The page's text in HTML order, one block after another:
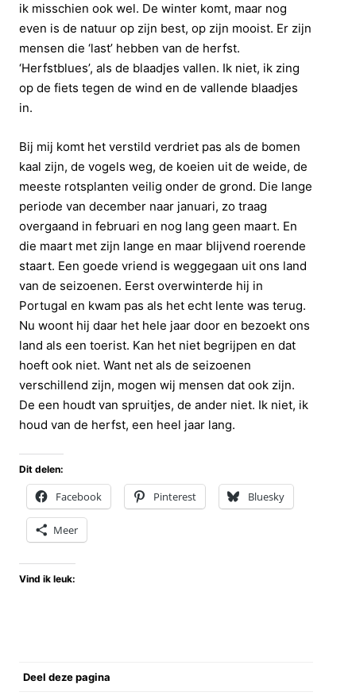
ik misschien ook wel. De winter komt, maar nog
even is de natuur op zijn best, op zijn mooist. Er zijn
mensen die ‘last’ hebben van de herfst.
‘Herfstblues’, als de blaadjes vallen. Ik niet, ik zing
op de fiets tegen de wind en de vallende blaadjes
in.
Bij mij komt het verstild verdriet pas als de bomen
kaal zijn, de vogels weg, de koeien uit de weide, de
meeste rotsplanten veilig onder de grond. Die lange
periode van december naar januari, zo traag
overgaand in februari en nog lang geen maart. En
die maart met zijn lange en maar blijvend roerende
staart. Een goede vriend is weggegaan uit ons land
van de seizoenen. Eerst overwinterde hij in
Portugal en kwam pas als het echt lente was terug.
Nu woont hij daar het hele jaar door en bezoekt ons
land als een toerist. Kan het niet begrijpen en dat
hoeft ook niet. Want net als de seizoenen
verschillend zijn, mogen wij mensen dat ook zijn.
De een houdt van spruitjes, de ander niet. Ik niet, ik
houd van de herfst, een heel jaar lang.
Dit delen:
Facebook Pinterest Bluesky
Meer
Vind ik leuk:
Deel deze pagina